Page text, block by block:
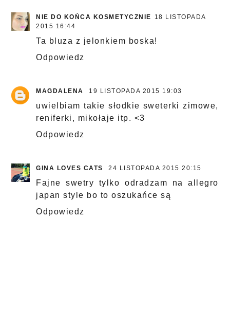
NIE DO KOŃCA KOSMETYCZNIE
18 LISTOPADA
2015 16:44
Ta bluza z jelonkiem boska!
Odpowiedz
MAGDALENA 19 LISTOPADA 2015 19:03
uwielbiam takie słodkie sweterki zimowe,
reniferki, mikołaje itp. <3
Odpowiedz
GINA LOVES CATS 24 LISTOPADA 2015 20:15
Fajne swetry tylko odradzam na allegro
japan style bo to oszukańce są
Odpowiedz